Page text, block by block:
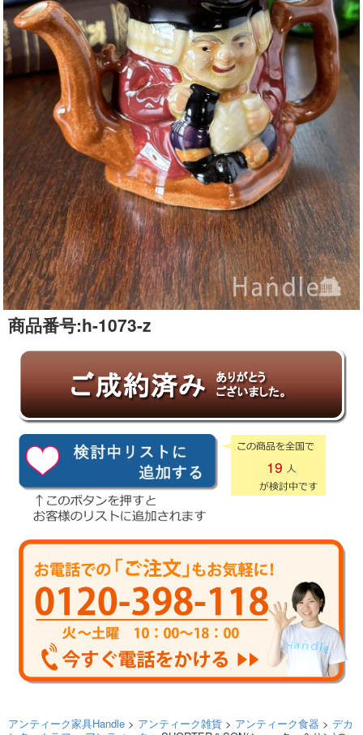
商品番号:h-1073-z
19
アンティーク家具Handle > アンティーク雑貨 > アンティーク食器 > デカ